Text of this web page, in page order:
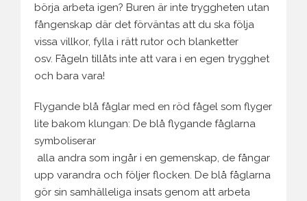
börja arbeta igen? Buren är inte tryggheten utan
fångenskap där det förväntas att du ska följa
vissa villkor, fylla i rätt rutor och blanketter
osv. Fågeln tillåts inte att vara i en egen trygghet
och bara vara!
Flygande blå fåglar med en röd fågel som flyger
lite bakom klungan: De blå flygande fåglarna
symboliserar
alla andra som ingår i en gemenskap, de fångar
upp varandra och följer flocken. De blå fåglarna
gör sin samhälleliga insats genom att arbeta